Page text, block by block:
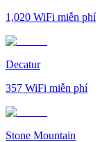
1,020 WiFi miễn phí
Decatur
357 WiFi miễn phí
Stone Mountain